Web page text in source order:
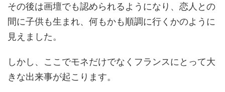
その後は画壇でも認められるようになり、恋人との
間に子供も生まれ、何もかも順調に行くかのように
見えました。
しかし、ここでモネだけでなくフランスにとって大
きな出来事が起こります。